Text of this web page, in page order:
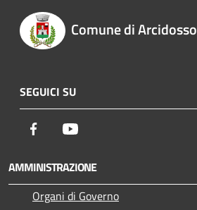
Comune di Arcidosso
SEGUICI SU
Facebook
AMMINISTRAZIONE
Organi di Governo